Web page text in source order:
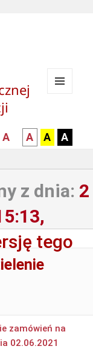
większa-
czcionka
A
kontrast
czarny
białym
A
kontrast
czarny
zółtym
A
żółty
A
z dnia: 2
tego
zamówień na
02.06.2021